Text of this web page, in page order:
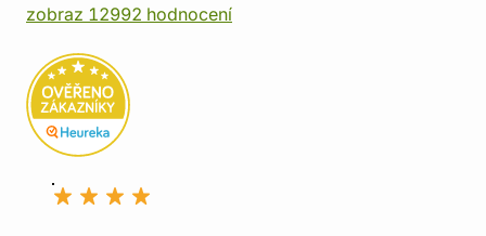
zobraz 12992 hodnocení